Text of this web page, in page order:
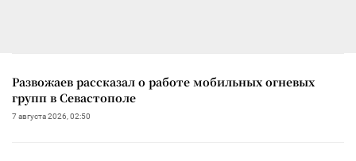
Развожаев рассказал о работе мобильных огневых
групп в Севастополе
7 августа 2026, 02:50